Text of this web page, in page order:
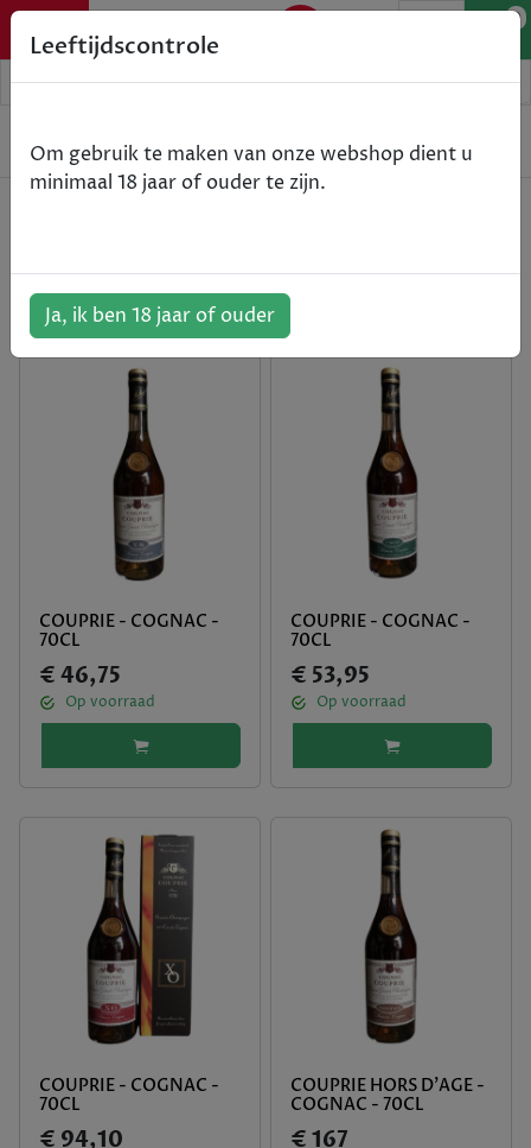
0
SPIRITS
Sorteren op
COUPRIE - COGNAC -
70CL
€ 46,75
Op voorraad
COUPRIE - COGNAC -
70CL
€ 53,95
Op voorraad
COUPRIE - COGNAC -
70CL
€ 94,10
COUPRIE HORS D'AGE -
COGNAC - 70CL
€ 167
Leeftijdscontrole
Om gebruik te maken van onze webshop dient u
minimaal 18 jaar of ouder te zijn.
Ja, ik ben 18 jaar of ouder